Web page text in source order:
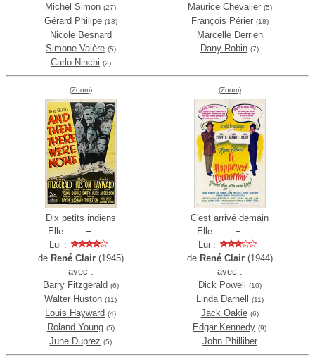
Michel Simon (27)
Gérard Philipe (18)
Nicole Besnard
Simone Valère (5)
Carlo Ninchi (2)
Maurice Chevalier (5)
François Périer (18)
Marcelle Derrien
Dany Robin (7)
(Zoom)
Dix petits indiens
Elle :
Lui :
de René Clair(1945)
avec :
Barry Fitzgerald (6)
Walter Huston (11)
Louis Hayward (4)
Roland Young (5)
June Duprez (5)
(Zoom)
C'est arrivé demain
Elle :
Lui :
de René Clair(1944)
avec :
Dick Powell
(10)
Linda Darnell (11)
Jack Oakie (6)
Edgar Kennedy (9)
John Philliber